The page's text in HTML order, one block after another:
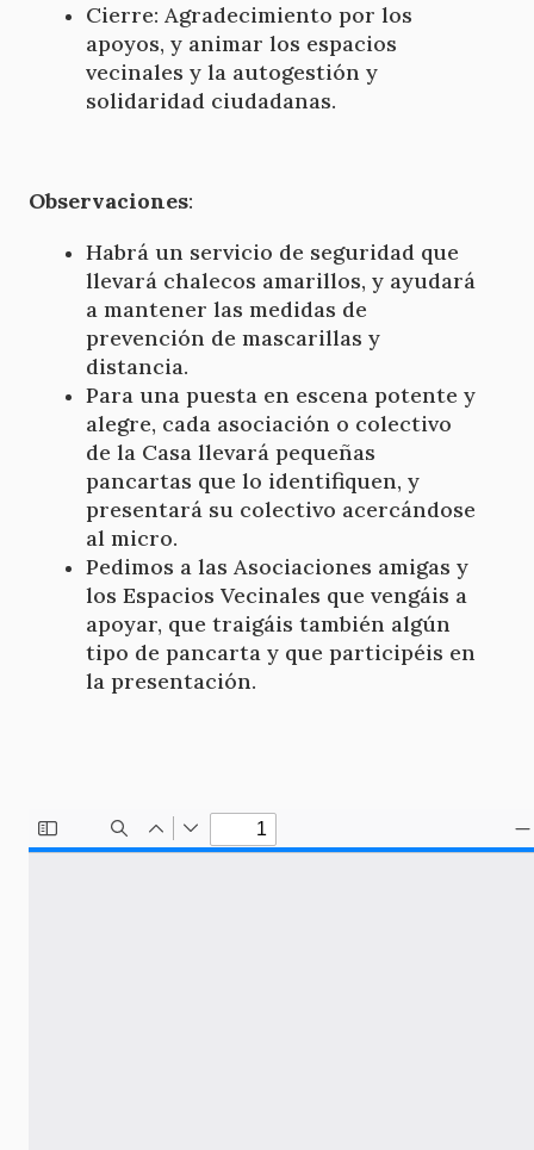
Cierre: Agradecimiento por los
apoyos, y animar los espacios
vecinales y la autogestión y
solidaridad ciudadanas.
Observaciones:
Habrá un servicio de seguridad que
llevará chalecos amarillos, y ayudará
a mantener las medidas de
prevención de mascarillas y
distancia.
Para una puesta en escena potente y
alegre, cada asociación o colectivo
de la Casa llevará pequeñas
pancartas que lo identifiquen, y
presentará su colectivo acercándose
al micro.
Pedimos a las Asociaciones amigas y
los Espacios Vecinales que vengáis a
apoyar, que traigáis también algún
tipo de pancarta y que participéis en
la presentación.